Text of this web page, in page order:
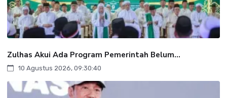
Zulhas Akui Ada Program Pemerintah Belum...
10 Agustus 2026, 09:30:40